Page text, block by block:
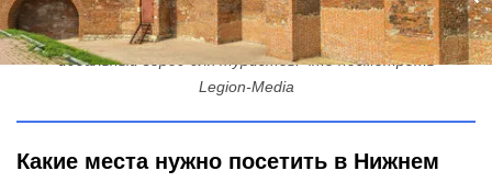
Причины, по которым можно влюбиться в Нижний Новгород -
идеальный город для туристов: что посмотреть
Legion-Media
Какие места нужно посетить в Нижнем